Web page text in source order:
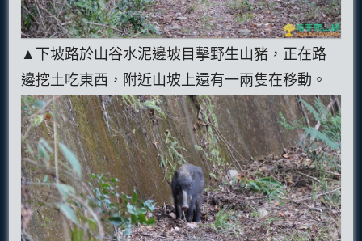
▲下坡路於山谷水泥邊坡目擊野生山豬，正在路
邊挖土吃東西，附近山坡上還有一兩隻在移動。